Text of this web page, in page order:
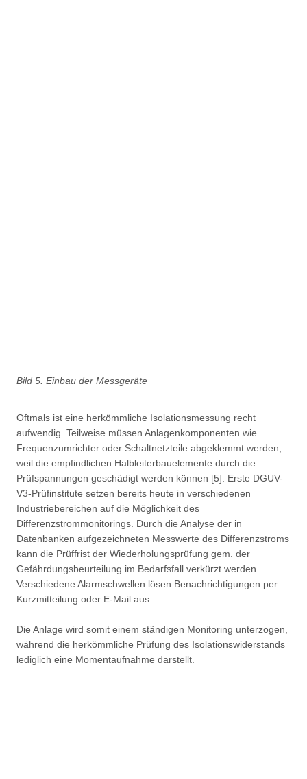
Bild 5. Einbau der Messgeräte
Oftmals ist eine herkömmliche Isolationsmessung recht
aufwendig. Teilweise müssen Anlagenkomponenten wie
Frequenzumrichter oder Schaltnetzteile abgeklemmt werden,
weil die empfindlichen Halbleiterbauelemente durch die
Prüfspannungen geschädigt werden können [5]. Erste DGUV-
V3-Prüfinstitute setzen bereits heute in verschiedenen
Industriebereichen auf die Möglichkeit des
Differenzstrommonitorings. Durch die Analyse der in
Datenbanken aufgezeichneten Messwerte des Differenzstroms
kann die Prüffrist der Wiederholungsprüfung gem. der
Gefährdungsbeurteilung im Bedarfsfall verkürzt werden.
Verschiedene Alarmschwellen lösen Benachrichtigungen per
Kurzmitteilung oder E-Mail aus.
Die Anlage wird somit einem ständigen Monitoring unterzogen,
während die herkömmliche Prüfung des Isolationswiderstands
lediglich eine Momentaufnahme darstellt.